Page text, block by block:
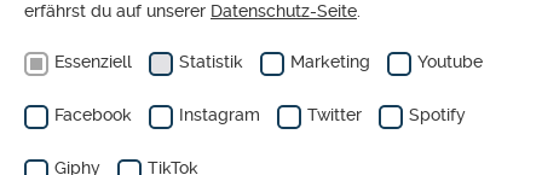
erfährst du auf unserer Datenschutz-Seite
Essenziell Statistik Marketing Youtube
Facebook Instagram Twitter Spotify
Giphy TikTok